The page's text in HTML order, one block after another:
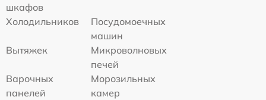
шкафов
Холодильников
Посудомоечных
машин
Вытяжек
Микроволновых
печей
Варочных
панелей
Морозильных
камер